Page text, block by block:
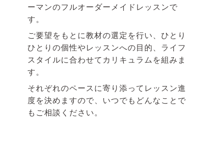
ーマンのフルオーダーメイドレッスンで
す。
ご要望をもとに教材の選定を行い、ひとり
ひとりの個性やレッスンへの目的、ライフ
スタイルに合わせてカリキュラムを組みま
す。
それぞれのペースに寄り添ってレッスン進
度を決めますので、いつでもどんなことで
もご相談ください。